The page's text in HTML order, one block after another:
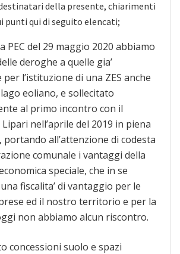
della presente, chiarimenti
punti qui di seguito elencati;
PEC del 29 maggio 2020 abbiamo
deroghe a quelle gia’
l’istituzione di una ZES anche
eoliano, e sollecitato
al primo incontro con il
Lipari nell’aprile del 2019 in piena
portando all’attenzione di codesta
comunale i vantaggi della
speciale, che in se
fiscalita’ di vantaggio per le
ed il nostro territorio e per la
non abbiamo alcun riscontro.
concessioni suolo e spazi